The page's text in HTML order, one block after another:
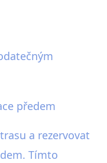
předem
a rezervovat
Tímto